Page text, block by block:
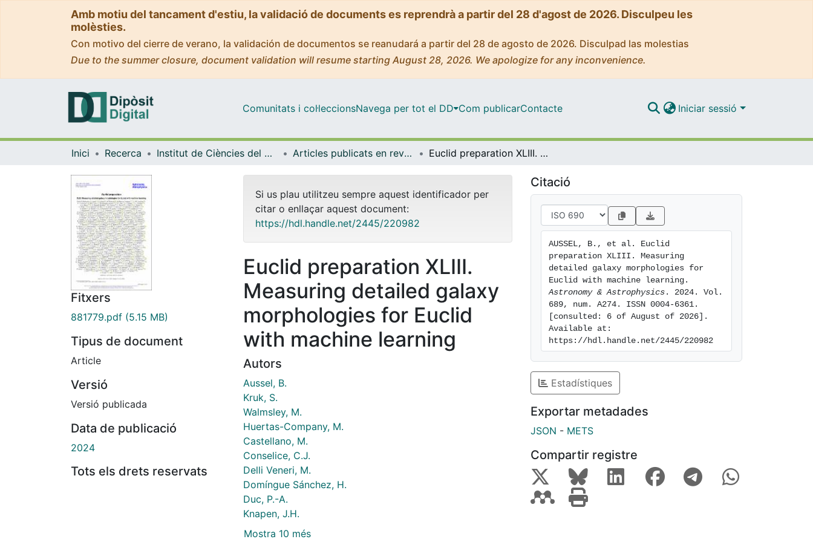
Amb motiu del tancament d'estiu, la validació de documents es reprendrà a partir del 28 d'agost de 2026. Disculpeu les
molèsties.
Con motivo del cierre de verano, la validación de documentos se reanudará a partir del 28 de agosto de 2026. Disculpad las molestias
Due to the summer closure, document validation will resume starting August 28, 2026. We apologize for any inconvenience.
Comunitats i col·leccionsNavega per tot el DD Com publicarContacte Iniciar sessió
Inici Recerca Institut de Ciències del Cosmos (ICCUB) Articles publicats en revistes (Institut de Ciències del Cosmos (ICCUB)) Euclid preparation XLIII. Measuring detailed galaxy morphologies for Euclid with machine learning
Fitxers
881779.pdf (5.15 MB)
Tipus de document
Article
Versió
Versió publicada
Data de publicació
2024
Tots els drets reservats
Si us plau utilitzeu sempre aquest identificador per
citar o enllaçar aquest document:
https://hdl.handle.net/2445/220982
Euclid preparation XLIII.
Measuring detailed galaxy
morphologies for Euclid
with machine learning
Autors
Aussel, B.
Kruk, S.
Walmsley, M.
Huertas-Company, M.
Castellano, M.
Conselice, C.J.
Delli Veneri, M.
Domíngue Sánchez, H.
Duc, P.-A.
Knapen, J.H.
Mostra 10 més
Citació
AUSSEL, B., et al. Euclid
preparation XLIII. Measuring
detailed galaxy morphologies for
Astronomy & Astrophysics . 2024. Vol.
689, num. A274. ISSN 0004-6361.
[consulted: 6 of August of 2026].
Available at:
https://hdl.handle.net/2445/220982
Estadístiques
Exportar metadades
JSON - METS
Compartir registre